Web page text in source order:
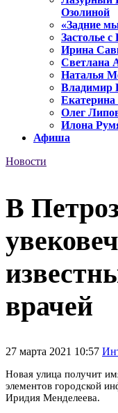
Озолиной
«Задние
Застолье
Ирина
Светлана
Наталья
Владимир
Екатерина
Олег
Илона
Афиша
Новости
В
врачей
27 марта 2021 10:57
Новая улица получит
элементов городской
Иридия Менделеева.